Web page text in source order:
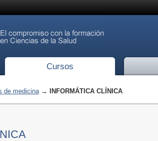
Cursos
de medicina→ INFORMÁTICA CLÍNICA